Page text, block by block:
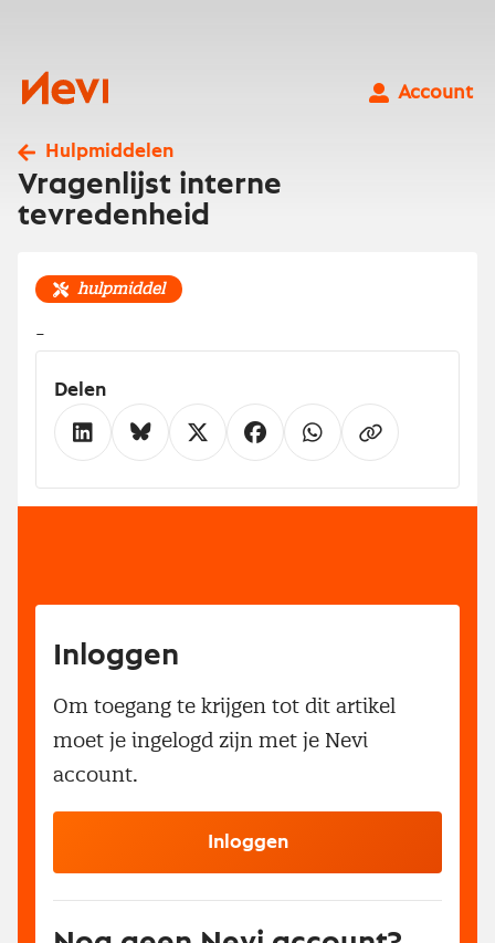
Nevi
Account
Hulpmiddelen
Vragenlijst interne
tevredenheid
hulpmiddel
-
Delen
Inloggen
Om toegang te krijgen tot dit artikel
moet je ingelogd zijn met je Nevi
account.
Inloggen